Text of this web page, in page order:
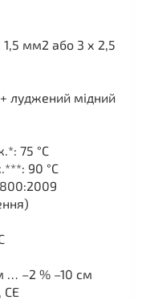
1,5 мм2 або 3 х 2,5
луджений мідний
75 °C
90 °C
… –2 % –10 см
CE